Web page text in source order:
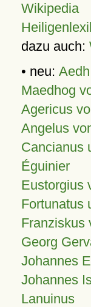
dazu auch:
• neu:
Maedhog
Agericus
Angelus
Cancianus
Éguinier
Eustorgius
Fortunatus
Franziskus
Georg
Johannes
Johannes
Lanuinus